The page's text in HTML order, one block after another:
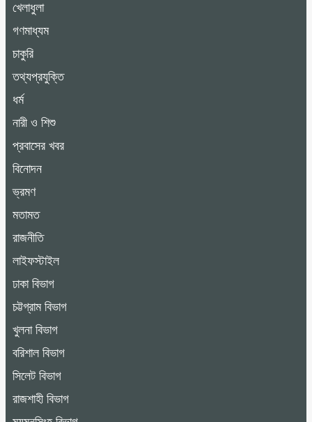
খেলাধুলা
গণমাধ্যম
চাকুরি
তথ্যপ্রযুক্তি
ধর্ম
নারী ও শিশু
প্রবাসের খবর
বিনোদন
ভ্রমণ
মতামত
রাজনীতি
লাইফস্টাইল
ঢাকা বিভাগ
চট্টগ্রাম বিভাগ
খুলনা বিভাগ
বরিশাল বিভাগ
সিলেট বিভাগ
রাজশাহী বিভাগ